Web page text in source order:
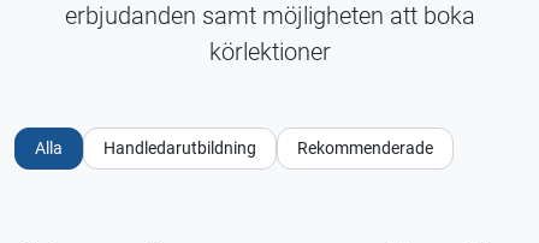
erbjudanden samt möjligheten att boka
körlektioner
Alla Handledarutbildning Rekommenderade